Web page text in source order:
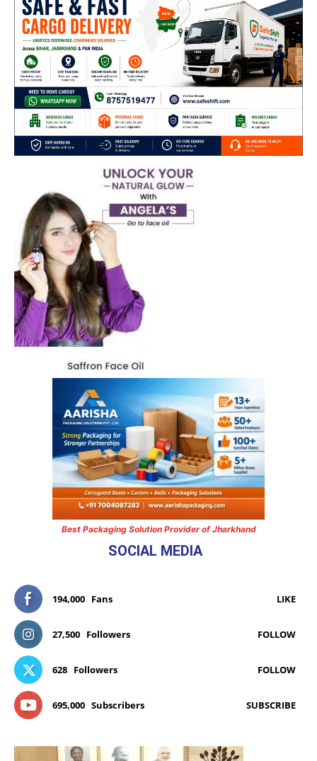
Best Packaging Solution Provider of Jharkhand
SOCIAL MEDIA
194,000 Fans LIKE
27,500 Followers FOLLOW
628 Followers FOLLOW
695,000 Subscribers SUBSCRIBE